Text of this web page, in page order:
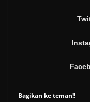
Bagikan ke teman!!